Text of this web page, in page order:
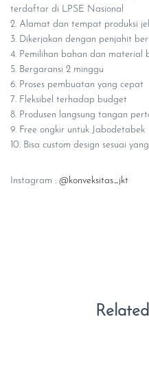
terdaftar di LPSE Nasional
2. Alamat dan tempat produksi
3. Dikerjakan dengan penjahit
4. Pemilihan bahan dan material
5. Bergaransi 2 minggu
6. Proses pembuatan yang cepat
7. Fleksibel terhadap budget
8. Produsen langsung tangan
9. Free ongkir untuk Jabodetabek
10. Bisa custom design sesuai
Instagram : @konveksitas_jkt